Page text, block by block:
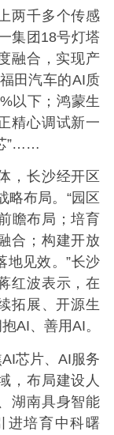
两千多个传感
集团18号灯塔
融合，实现产
田汽车的AI质
以下；鸿蒙生
精心调试新一
”……
长沙经开区
略布局。“园区
瞻布局；培育
合；构建开放
地见效。”长沙
红波表示，在
拓展、开源生
AI、善用AI。
芯片、AI服务
，布局建设人
湖南具身智能
进培育中科曙